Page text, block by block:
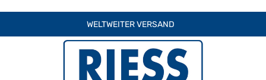
WELTWEITER VERSAND